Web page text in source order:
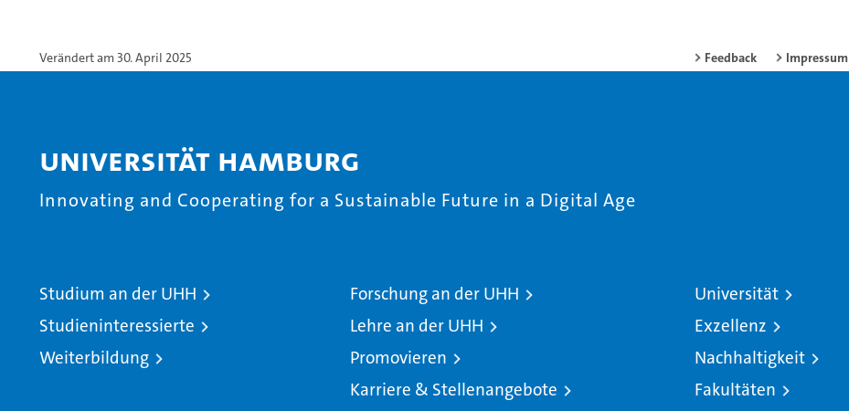
Verändert am 30. April 2025 Feedback Impressum
Universität Hamburg
Innovating and Cooperating for a Sustainable Future in a Digital Age
Studium an der UHH
Studieninteressierte
Weiterbildung
Forschung an der UHH
Lehre an der UHH
Promovieren
Karriere & Stellenangebote
Universität
Exzellenz
Nachhaltigkeit
Fakultäten